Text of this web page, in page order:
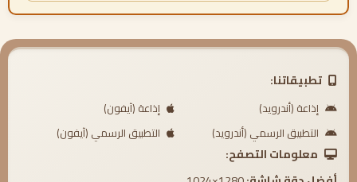
تطبيقاتنا:
إذاعة (أندرويد)
إذاعة (آيفون)
التطبيق الرسمي (أندرويد)
التطبيق الرسمي (آيفون)
معلومات التصفح: